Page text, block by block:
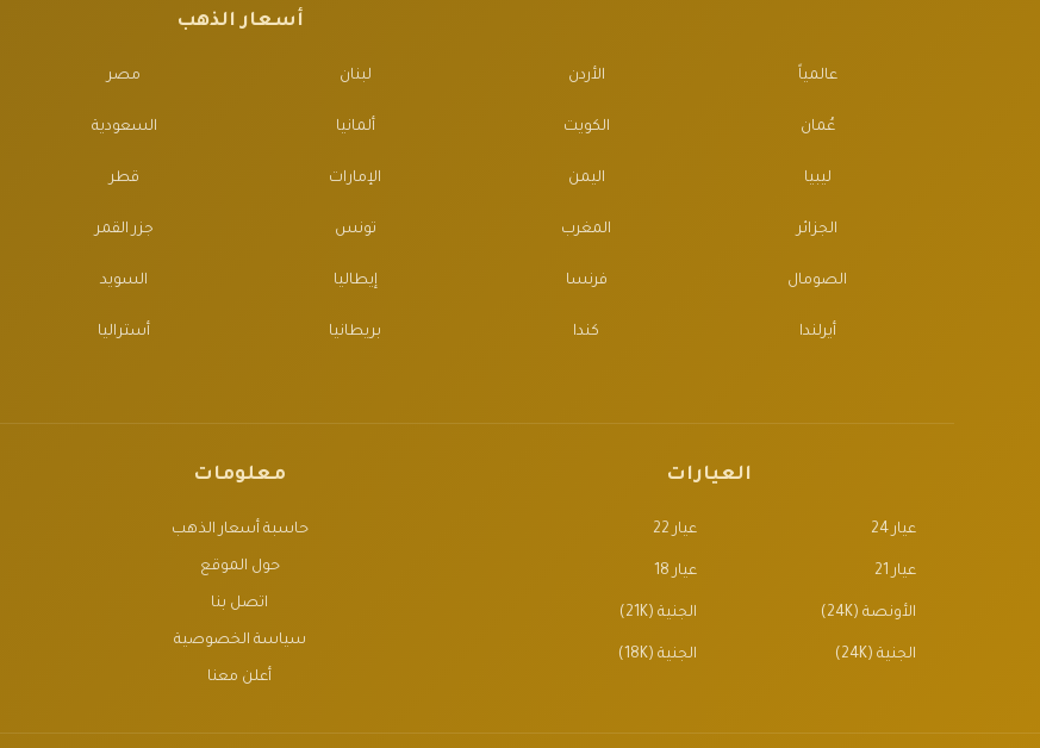
أسعار الذهب
عالمياً الأردن لبنان مصر
عُمان الكويت ألمانيا السعودية
ليبيا اليمن الإمارات قطر
الجزائر المغرب تونس جزر القمر
الصومال فرنسا إيطاليا السويد
أيرلندا كندا بريطانيا أستراليا
العيارات
عيار 24 عيار 22
عيار 21 عيار 18
الأونصة (24K) الجنية (21K)
الجنية (24K) الجنية (18K)
معلومات
حاسبة أسعار الذهب
حول الموقع
اتصل بنا
سياسة الخصوصية
أعلن معنا